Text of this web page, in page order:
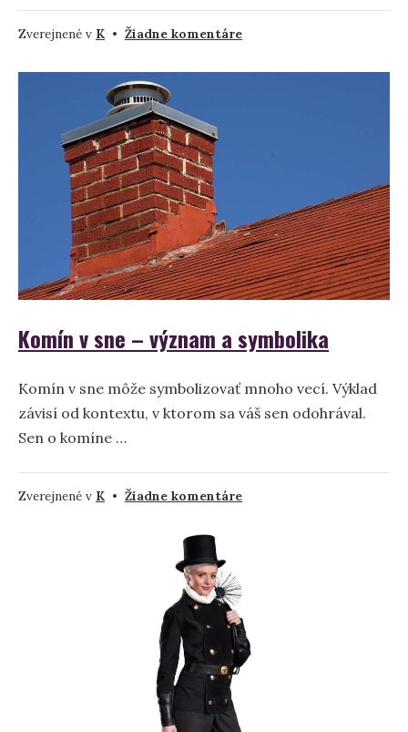
Zverejnené v K • Žiadne komentárena
o
Komín v sne – význam a symbolika
Komín v sne môže symbolizovať mnoho vecí. Výklad
závisí od kontextu, v ktorom sa váš sen odohrával.
Sen o komíne …
Zverejnené v K • Žiadne komentárena
a
symbolika